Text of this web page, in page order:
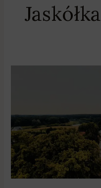
Jaskółka
Poznańscy
studenci
ożywili
kościół
na